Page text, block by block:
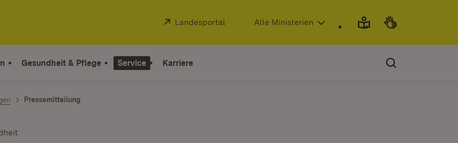
Extern:
Landesportal (Öffnet in neuem Fenster)
Alle Ministerien
Gesundheit & Pflege Service Karriere
Pressemitteilung